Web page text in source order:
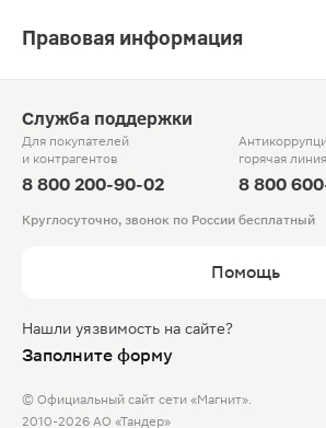
Правовая информация
Служба поддержки
Для покупателей
и контрагентов
8 800 200-90-02
горячая линия
8 800
Круглосуточно, звонок по России бесплатный
Помощь
Нашли уязвимость на сайте?
Заполните форму
© Официальный сайт сети «Магнит».
2010-2026 АО «Тандер»